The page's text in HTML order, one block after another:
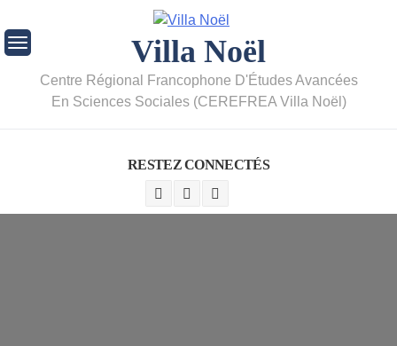
Villa Noël
Centre Régional Francophone D'Études Avancées
En Sciences Sociales (CEREFREA Villa Noël)
RESTEZ CONNECTÉS